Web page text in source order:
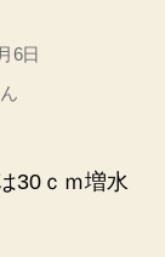
6日
30ｃｍ増水